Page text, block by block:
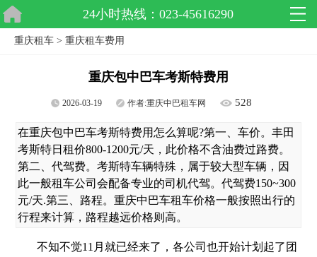
24小时热线：023-45616290
重庆租车 > 重庆租车费用
重庆包中巴车考斯特费用
2026-03-19 作者:重庆中巴租车网 528
在重庆包中巴车考斯特费用怎么算呢?第一、车价。丰田
考斯特日租价800-1200元/天，此价格不含油费过路费。
第二、代驾费。考斯特车辆特殊，属于较大型车辆，因
此一般租车公司会配备专业的司机代驾。代驾费150~300
元/天.第三、路程。重庆中巴车租车价格一般按照出行的
行程来计算，路程越远价格则高。
不知不觉11月就已经来了，各公司也开始计划起了团